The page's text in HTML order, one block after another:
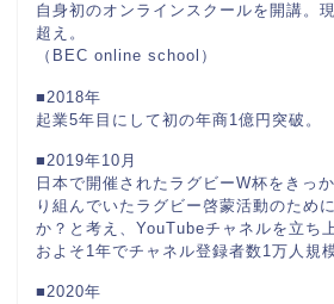
自身初のオンラインスクールを開講。
超え。
（BEC online school）
■2018年
起業5年目にして初の年商1億円突破。
■2019年10月
日本で開催されたラグビーW杯をきっ
り組んでいたラグビー啓蒙活動のため
か？と考え、YouTubeチャネルを立ち
およそ1年でチャネル登録者数1万人規
■2020年